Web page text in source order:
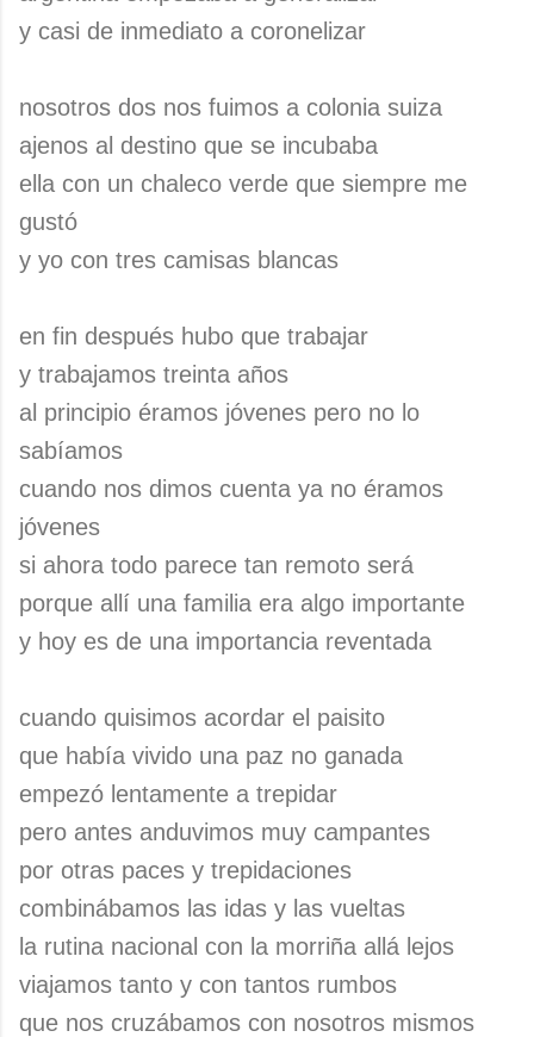
y casi de inmediato a coronelizar
nosotros dos nos fuimos a colonia suiza
ajenos al destino que se incubaba
ella con un chaleco verde que siempre me
gustó
y yo con tres camisas blancas
en fin después hubo que trabajar
y trabajamos treinta años
al principio éramos jóvenes pero no lo
sabíamos
cuando nos dimos cuenta ya no éramos
jóvenes
si ahora todo parece tan remoto será
porque allí una familia era algo importante
y hoy es de una importancia reventada
cuando quisimos acordar el paisito
que había vivido una paz no ganada
empezó lentamente a trepidar
pero antes anduvimos muy campantes
por otras paces y trepidaciones
combinábamos las idas y las vueltas
la rutina nacional con la morriña allá lejos
viajamos tanto y con tantos rumbos
que nos cruzábamos con nosotros mismos